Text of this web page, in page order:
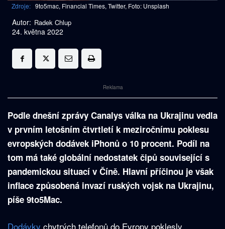
Zdroje: 9to5mac, Financial Times, Twitter, Foto: Unsplash
Autor: Radek Chlup
24. května 2022
Reklama
Podle dnešní zprávy Canalys válka na Ukrajinu vedla
v prvním letošním čtvrtletí k meziročnímu poklesu
evropských dodávek iPhonů o 10 procent. Podíl na
tom má také globální nedostatek čipů související s
pandemickou situací v Číně. Hlavní příčinou je však
inflace způsobená invazí ruských vojsk na Ukrajinu,
píše 9to5Mac.
Dodávky chytrých telefonů do Evropy poklesly